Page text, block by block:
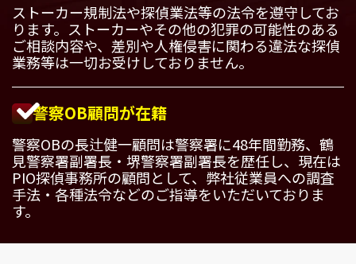
ストーカー規制法や探偵業法等の法令を遵守してお
ります。ストーカーやその他の犯罪の可能性のある
ご相談内容や、差別や人権侵害に関わる違法な探偵
業務等は一切お受けしておりません。
警察OB顧問が在籍
警察OBの長辻健一顧問は警察署に48年間勤務、鶴
見警察署副署長・堺警察署副署長を歴任し、現在は
PIO探偵事務所の顧問として、弊社従業員への調査
手法・各種法令などのご指導をいただいておりま
す。